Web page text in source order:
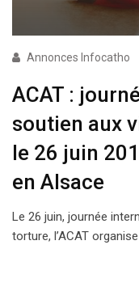
Annonces Infocatho
ACAT :
soutien aux
le 26 juin
en Alsace
Le 26 juin, journée
torture, l’ACAT